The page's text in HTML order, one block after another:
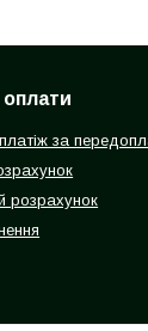
за
розрахунок